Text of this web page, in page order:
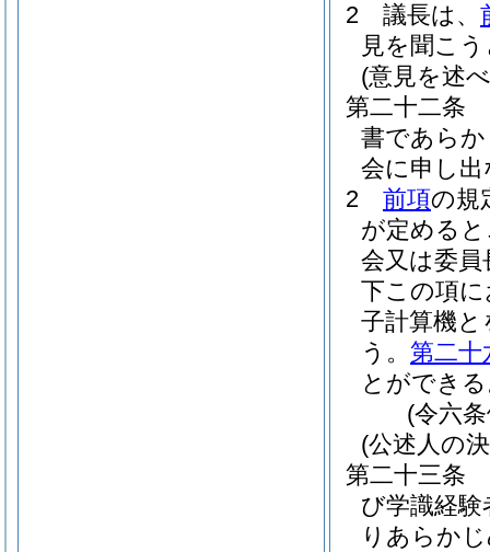
2
議長は、
見を聞こ
(意見を述
第二十二条
書であら
会に申し
2
前項の規
が定める
会又は委員
下この項
子計算機
う。 第二十
とができ
(令六
(公述人の
第二十三条
び学識経験
りあらか